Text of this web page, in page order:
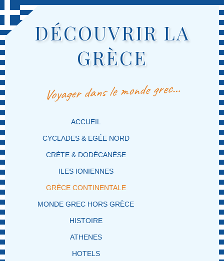
DÉCOUVRIR LA
GRÈCE
Voyager dans le monde grec…
MENU PRINCIPAL
MASQUER LA NAVIGATION PRINCIPALE
MASQUER LA NAVIGATION SECONDAIRE
ACCUEIL
CYCLADES & EGÉE NORD
CRÈTE & DODÉCANÈSE
ILES IONIENNES
GRÈCE CONTINENTALE
MONDE GREC HORS GRÈCE
HISTOIRE
ATHENES
HOTELS